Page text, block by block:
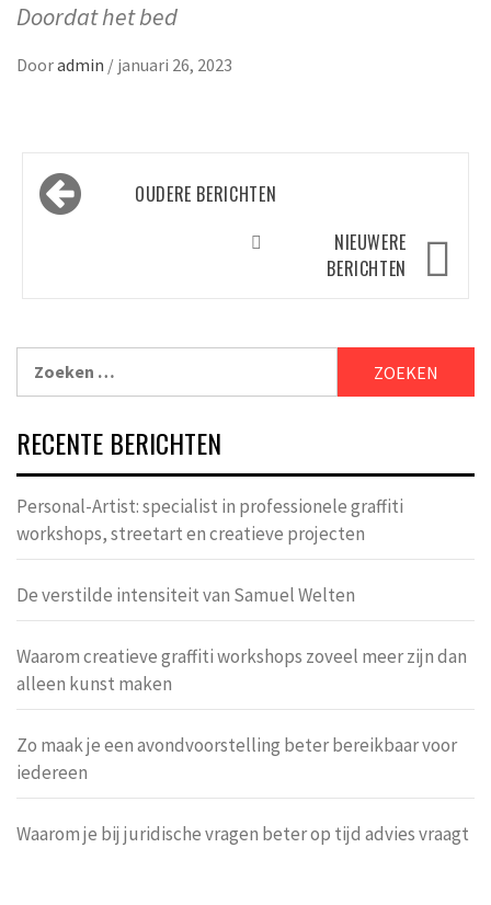
Doordat het bed
Dooradmin / januari 26, 2023
Berichtennavigatie
OUDERE BERICHTEN
NIEUWERE
BERICHTEN
RECENTE BERICHTEN
Personal-Artist: specialist in professionele graffiti
workshops, streetart en creatieve projecten
De verstilde intensiteit van Samuel Welten
Waarom creatieve graffiti workshops zoveel meer zijn dan
alleen kunst maken
Zo maak je een avondvoorstelling beter bereikbaar voor
iedereen
Waarom je bij juridische vragen beter op tijd advies vraagt